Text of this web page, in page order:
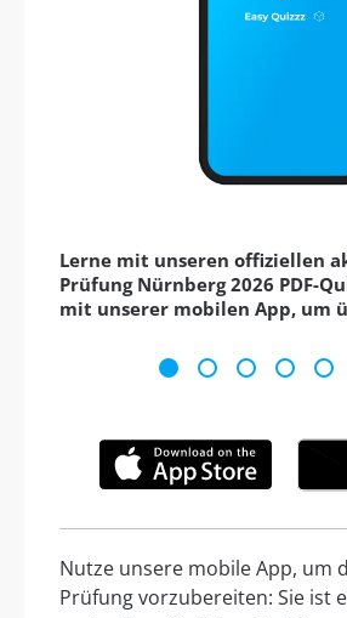
Lerne mit unseren offiziellen
Prüfung Nürnberg 2026 PDF-
mit unserer mobilen App, um
Nutze unsere mobile App, um
Prüfung vorzubereiten: Sie ist